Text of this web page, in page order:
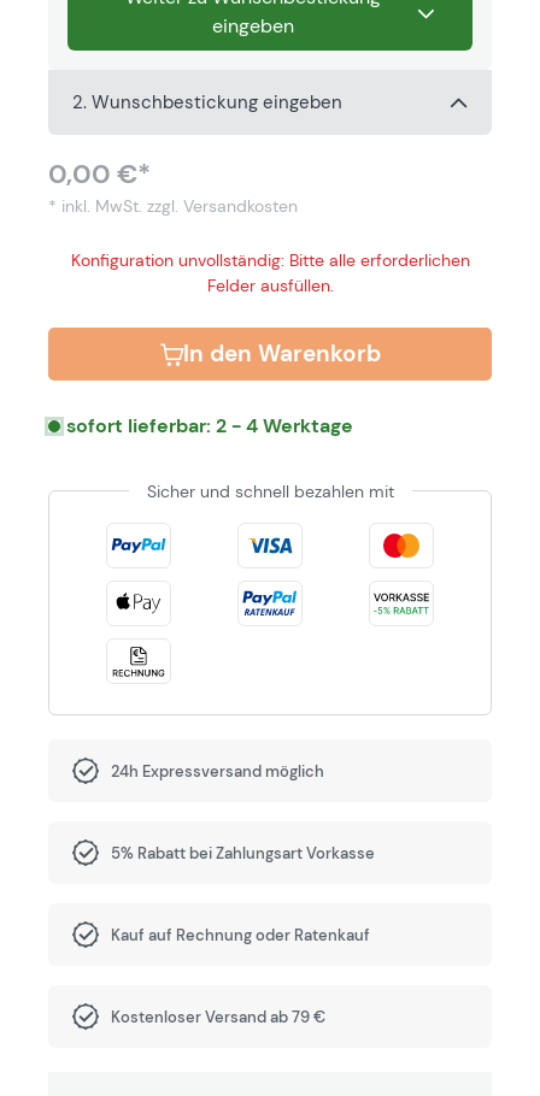
eingeben
2. Wunschbestickung eingeben
0,00 €*
* inkl. MwSt. zzgl. Versandkosten
Konfiguration unvollständig: Bitte alle erforderlichen
Felder ausfüllen.
In den Warenkorb
sofort lieferbar: 2 - 4 Werktage
Sicher und schnell bezahlen mit
24h Expressversand möglich
5% Rabatt bei Zahlungsart Vorkasse
Kauf auf Rechnung oder Ratenkauf
Kostenloser Versand ab 79 €